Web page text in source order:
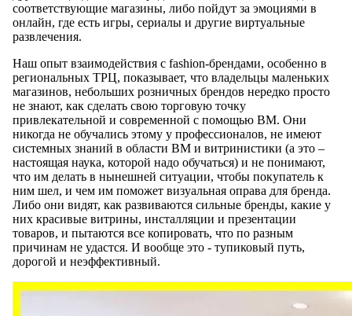
соответствующие магазины, либо пойдут за эмоциями в
онлайн, где есть игры, сериалы и другие виртуальные
развлечения.
Наш опыт взаимодействия с fashion-брендами, особенно в
региональных ТРЦ, показывает, что владельцы маленьких
магазинов, небольших розничных брендов нередко просто
не знают, как сделать свою торговую точку
привлекательной и современной с помощью ВМ. Они
никогда не обучались этому у профессионалов, не имеют
системных знаний в области ВМ и витринистики (а это –
настоящая наука, которой надо обучаться) и не понимают,
что им делать в нынешней ситуации, чтобы покупатель к
ним шел, и чем им поможет визуальная оправа для бренда.
Либо они видят, как развиваются сильные бренды, какие у
них красивые витрины, инсталляции и презентации
товаров, и пытаются все копировать, что по разным
причинам не удастся. И вообще это - тупиковый путь,
дорогой и неэффективный.